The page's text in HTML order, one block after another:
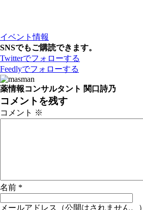
イベント情報
SNSでもご購読できます。
Twitterでフォローする
Feedlyでフォローする
薬情報コンサルタント 関口詩乃
コメントを残す
コメント ※
名前 *
メールアドレス（公開はされません。）